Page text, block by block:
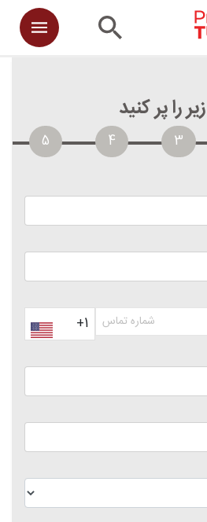
را پر کنید
3
4
5
+1